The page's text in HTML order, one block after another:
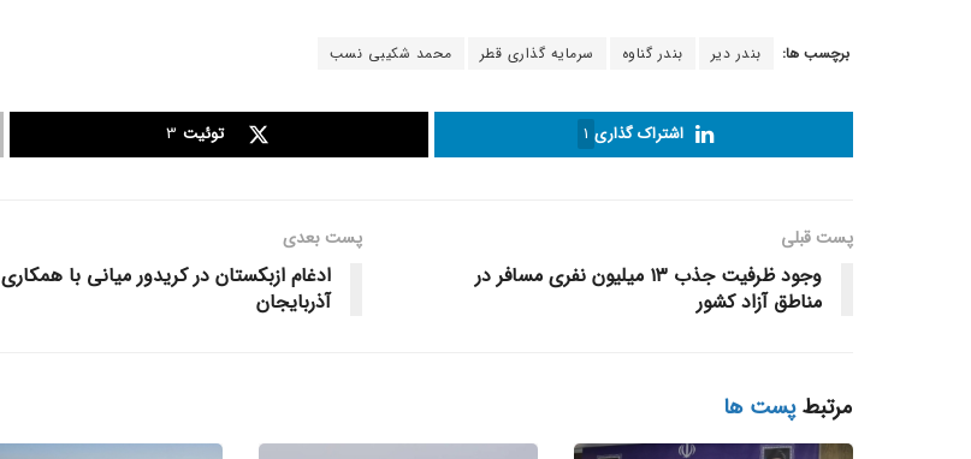
برچسب ها: بندر دیر بندر گناوه سرمایه گذاری قطر محمد شکیبی نسب
اشتراک گذاری 1 توئیت 3
پست قبلی
وجود ظرفیت جذب ۱۳ میلیون نفری مسافر در
مناطق آزاد کشور
پست‌ بعدی
ادغام ازبکستان در کریدور میانی با همکاری
آذربایجان
مرتبطپست ها